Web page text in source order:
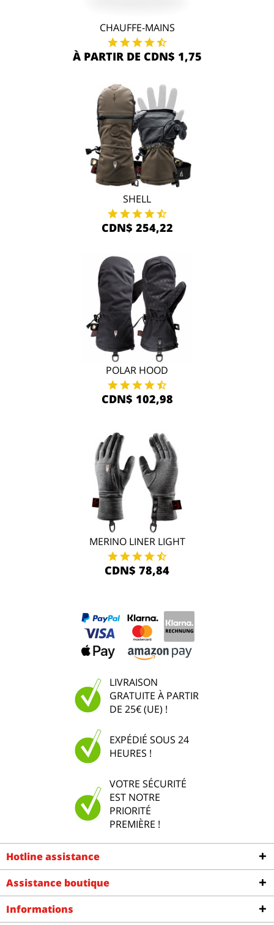
CHAUFFE-MAINS
À PARTIR DE CDN$ 1,75
SHELL
CDN$ 254,22
POLAR HOOD
CDN$ 102,98
MERINO LINER LIGHT
CDN$ 78,84
LIVRAISON
GRATUITE À PARTIR
DE 25€ (UE) !
EXPÉDIÉ SOUS 24
HEURES !
VOTRE SÉCURITÉ
EST NOTRE
PRIORITÉ
PREMIÈRE !
Hotline assistance
Assistance boutique
Informations